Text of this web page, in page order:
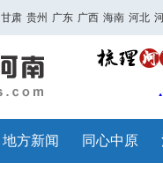
甘肃 贵州 广东 广西 海南 河北
地方新闻 同心中原